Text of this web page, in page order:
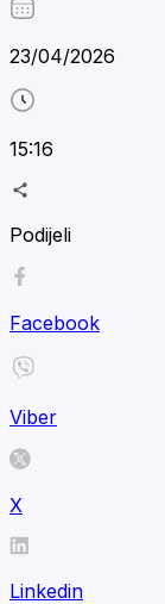
23/04/2026
15:16
Podijeli
Facebook
Viber
X
Linkedin